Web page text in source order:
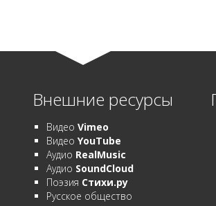
Внешние ресурсы
ВидеоVimeo
ВидеоYouTube
Аудио RealMusic
Аудио SoundCloud
Поэзия Стихи.ру
Русское общество